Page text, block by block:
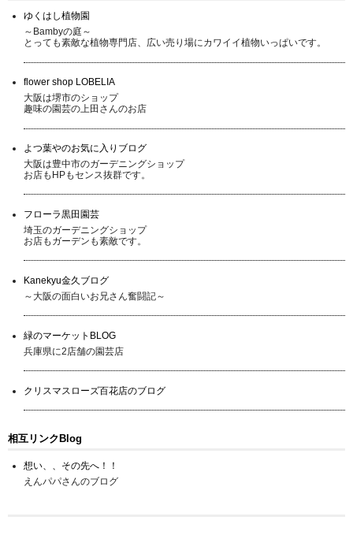
ゆくはし植物園
～Bambyの庭～
とっても素敵な植物専門店、広い売り場にカワイイ植物いっぱいです。
flower shop LOBELIA
大阪は堺市のショップ
趣味の園芸の上田さんのお店
よつ葉やのお気に入りブログ
大阪は豊中市のガーデニングショップ
お店もHPもセンス抜群です。
フローラ黒田園芸
埼玉のガーデニングショップ
お店もガーデンも素敵です。
Kanekyu金久ブログ
～大阪の面白いお兄さん奮闘記～
緑のマーケットBLOG
兵庫県に2店舗の園芸店
クリスマスローズ百花店のブログ
相互リンクBlog
想い、、その先へ！！
えんパパさんのブログ